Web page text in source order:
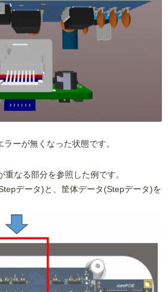
ーが無くなった状態です。
なる部分を参照した例です。
データ)と、筐体データ(Stepデータ)を